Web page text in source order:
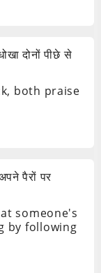
दोनों पीछे से
both praise
पैरों पर
someone's
by following